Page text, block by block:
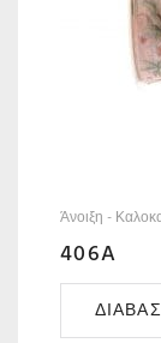
Άνοιξη -
406A